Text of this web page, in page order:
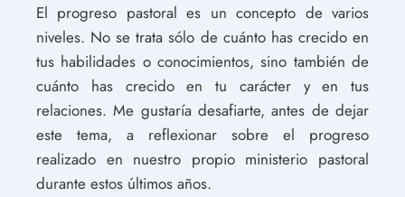
El progreso pastoral es un concepto de varios
niveles. No se trata sólo de cuánto has crecido en
tus habilidades o conocimientos, sino también de
cuánto has crecido en tu carácter y en tus
relaciones. Me gustaría desafiarte, antes de dejar
este tema, a reflexionar sobre el progreso
realizado en nuestro propio ministerio pastoral
durante estos últimos años.